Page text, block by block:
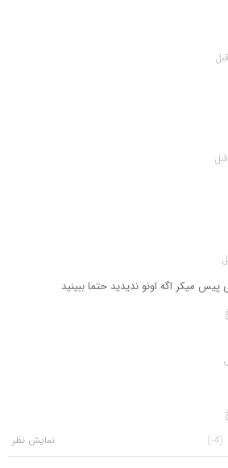
پیس میکر اگه اونو ندیدید حتما ببینید
(-4)